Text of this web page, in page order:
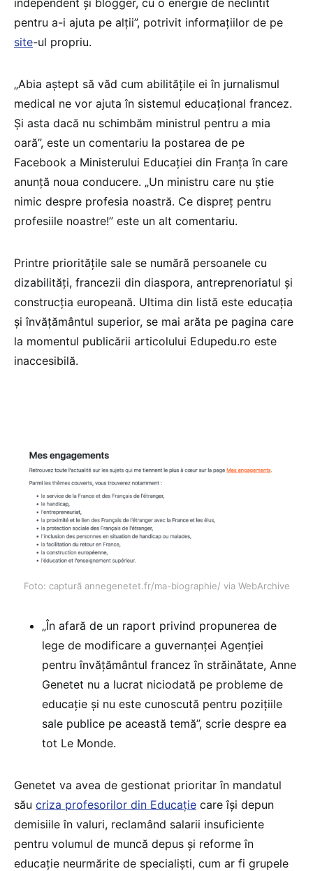
pentru a-i ajuta pe alții”, potrivit informațiilor de pe
site-ul propriu.
„Abia aștept să văd cum abilitățile ei în jurnalismul
medical ne vor ajuta în sistemul educațional francez.
Și asta dacă nu schimbăm ministrul pentru a mia
oară”, este un comentariu la postarea de pe
Facebook a Ministerului Educației din Franța în care
anunță noua conducere. „Un ministru care nu știe
nimic despre profesia noastră. Ce dispreț pentru
profesiile noastre!” este un alt comentariu.
Printre prioritățile sale se numără persoanele cu
dizabilități, francezii din diaspora, antreprenoriatul și
construcția europeană. Ultima din listă este educația
și învățământul superior, se mai arăta pe pagina care
la momentul publicării articolului Edupedu.ro este
inaccesibilă.
Foto: captură annegenetet.fr/ma-biographie/ via WebArchive
„În afară de un raport privind propunerea de
lege de modificare a guvernanței Agenției
pentru învățământul francez în străinătate, Anne
Genetet nu a lucrat niciodată pe probleme de
educație și nu este cunoscută pentru pozițiile
sale publice pe această temă”, scrie despre ea
tot Le Monde.
Genetet va avea de gestionat prioritar în mandatul
său criza profesorilor din Educație care își depun
demisiile în valuri, reclamând salarii insuficiente
pentru volumul de muncă depus și reforme în
educație neurmărite de specialiști, cum ar fi grupele